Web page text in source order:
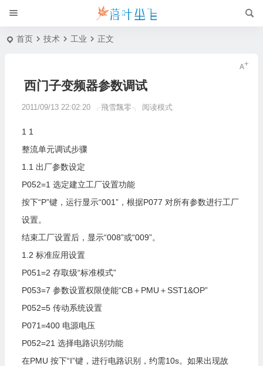
首页 技术 工业 正文
西门子变频器参数调试
2011/09/13 22:02:20 ╭飛雪飄零╮ 阅读模式
1 1
整流单元调试步骤
1.1 出厂参数设定
P052=1 选定建立工厂设置功能
按下“P”键，运行显示“001”，根据P077 对所有参数进行工厂
设置。
结束工厂设置后，显示“008”或“009”。
1.2 标准应用设置
P051=2 存取级“标准模式”
P053=7 参数设置权限使能“CB＋PMU＋SST1&OP”
P052=5 传动系统设置
P071=400 电源电压
P052=21 选择电路识别功能
在PMU 按下“I”键，进行电路识别，约需10s。如果出现故